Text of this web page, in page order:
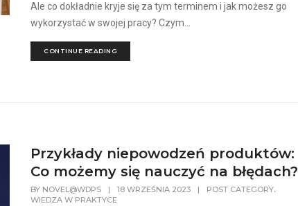
Ale co dokładnie kryje się za tym terminem i jak możesz go
wykorzystać w swojej pracy? Czym...
CONTINUE READING
Przykłady niepowodzeń produktów:
Co możemy się nauczyć na błędach?
BY NOVEL@WDPS | 18 WRZEŚNIA 2023 | POST CATEGORY,
WIEDZA W PRAKTYCE